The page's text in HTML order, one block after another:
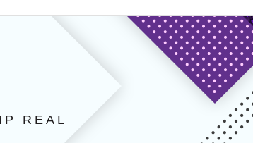
REAL